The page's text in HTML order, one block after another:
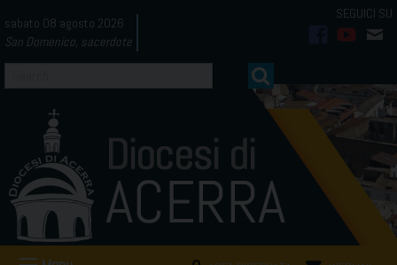
to
content
sabato 08 agosto 2026
San Domenico, sacerdote